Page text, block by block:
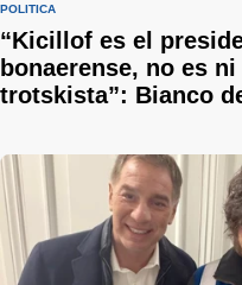
POLÍTICA
“Kicillof es el
bonaerense, no es
trotskista”: Bianco